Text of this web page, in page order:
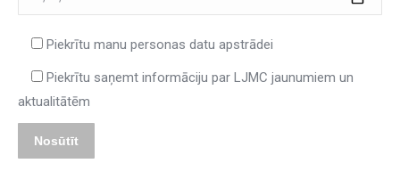
Piekrītu manu personas datu apstrādei
Piekrītu saņemt informāciju par LJMC jaunumiem un
aktualitātēm